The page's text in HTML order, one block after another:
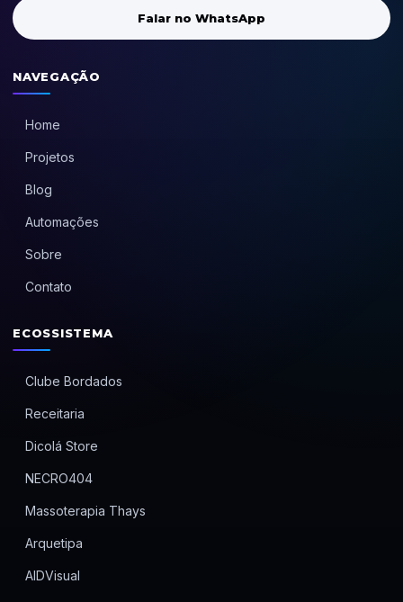
Falar no WhatsApp
NAVEGAÇÃO
Home
Projetos
Blog
Automações
Sobre
Contato
ECOSSISTEMA
Clube Bordados
Receitaria
Dicolá Store
NECRO404
Massoterapia Thays
Arquetipa
AIDVisual